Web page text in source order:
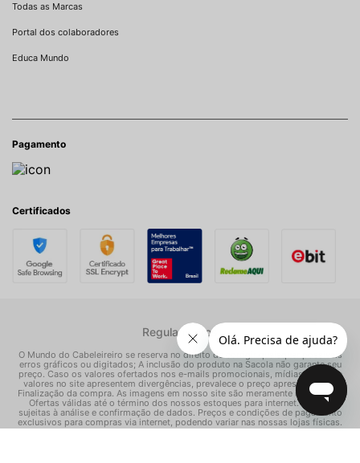
Todas as Marcas
Portal dos colaboradores
Educa Mundo
Pagamento
Certificados
Regulamentos
O Mundo do Cabeleireiro se reserva no direito de corrigir quaisquer possíveis
erros gráficos ou digitados; A inclusão do produto na Sacola não garante seu
preço. Caso os valores ofertados nos e-mails promocionais, mídias sociais e
valores no site apresentem divergências, prevalece o preço apresentado na
Finalização da compra. As imagens em nosso site são meramente ilustrativas.
Ofertas válidas até o término dos nossos estoques para internet. Vendas
sujeitas à análise e confirmação de dados. Preços e condições de pagamento
exclusivos para compras via internet, podendo variar nas nossas lojas físicas.